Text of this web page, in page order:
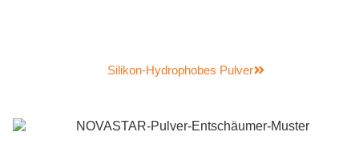
Silikon-Hydrophobes Pulver